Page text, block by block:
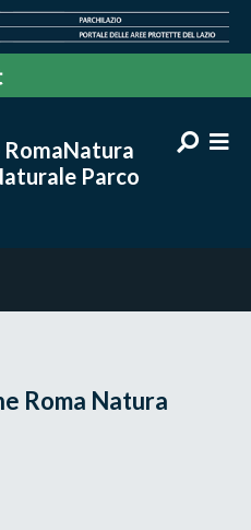
RomaNatura
Parco
Roma Natura